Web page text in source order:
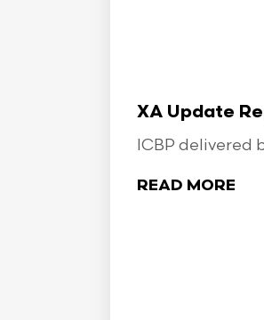
XA Update
ICBP delivered
READ MORE